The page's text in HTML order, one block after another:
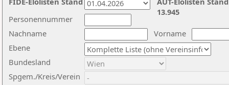
Nachname
Vorname
Ebene
Personennummer
Bundesland
Spgem./Kreis/Verein
13.945